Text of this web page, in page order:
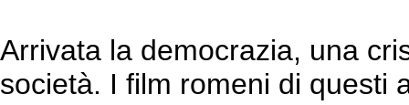
Arrivata la democrazia, una
società. I film romeni di questi